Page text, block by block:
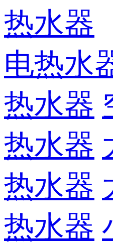
热水器
电热水
热水器
热水器
热水器
热水器